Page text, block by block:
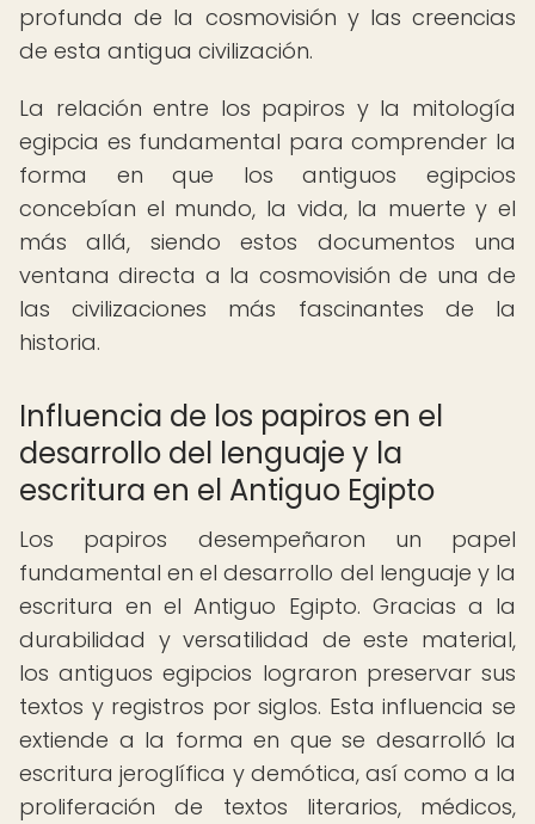
profunda de la cosmovisión y las creencias
de esta antigua civilización.
La relación entre los papiros y la mitología
egipcia es fundamental para comprender la
forma en que los antiguos egipcios
concebían el mundo, la vida, la muerte y el
más allá, siendo estos documentos una
ventana directa a la cosmovisión de una de
las civilizaciones más fascinantes de la
historia.
Influencia de los papiros en el
desarrollo del lenguaje y la
escritura en el Antiguo Egipto
Los papiros desempeñaron un papel
fundamental en el desarrollo del lenguaje y la
escritura en el Antiguo Egipto. Gracias a la
durabilidad y versatilidad de este material,
los antiguos egipcios lograron preservar sus
textos y registros por siglos. Esta influencia se
extiende a la forma en que se desarrolló la
escritura jeroglífica y demótica, así como a la
proliferación de textos literarios, médicos,